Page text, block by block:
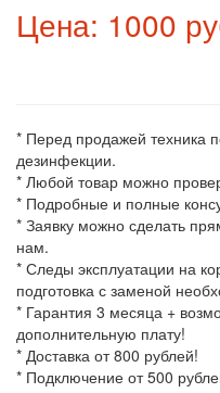
Цена: 1000
* Перед продажей техника
дезинфекции.
* Любой товар можно
* Подробные и полные
* Заявку можно сделать
нам.
* Следы эксплуатации на
подготовка с заменой
* Гарантия 3 месяца +
дополнительную плату!
* Доставка от 800 рублей!
* Подключение от 500